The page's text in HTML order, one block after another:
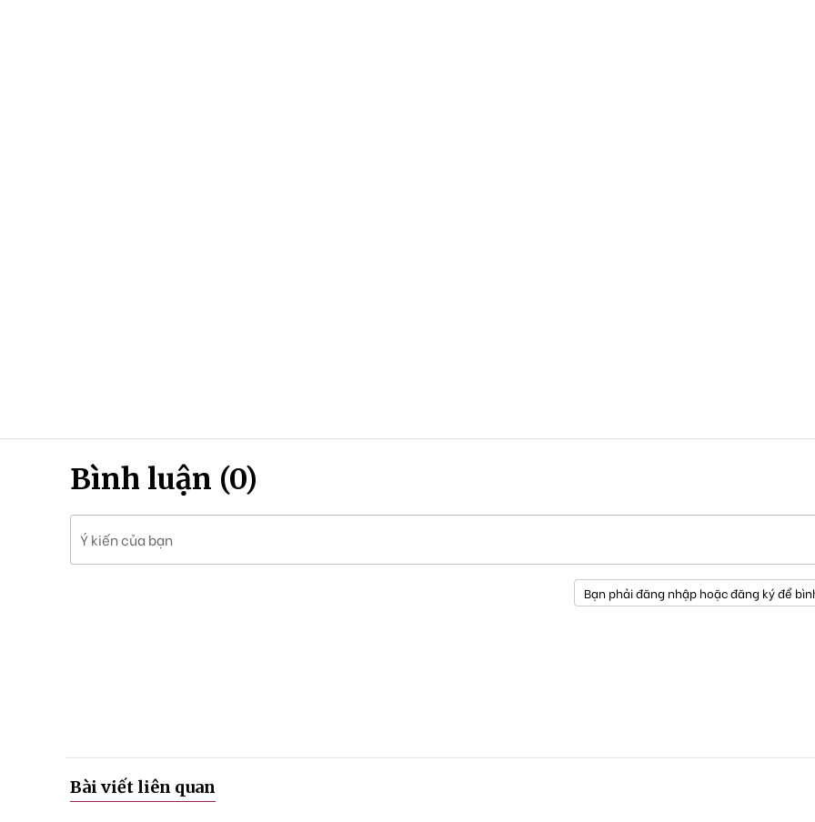
Bình luận (0)
Ý kiến của bạn
Bạn phải đăng nhập hoặc đăng ký để
Bài viết liên quan